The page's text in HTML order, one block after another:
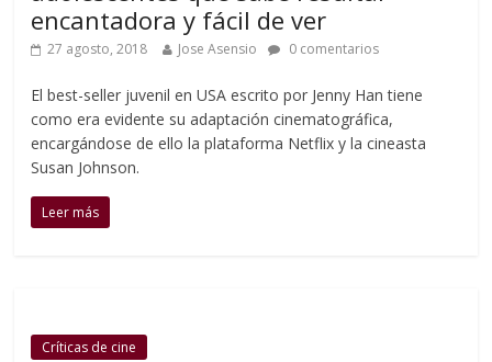
encantadora y fácil de ver
27 agosto, 2018 Jose Asensio 0 comentarios
El best-seller juvenil en USA escrito por Jenny Han tiene
como era evidente su adaptación cinematográfica,
encargándose de ello la plataforma Netflix y la cineasta
Susan Johnson.
Leer más
Críticas de cine